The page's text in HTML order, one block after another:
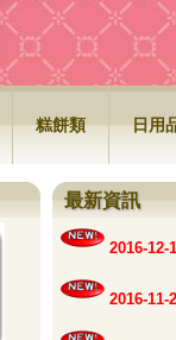
糕餅類 日用
最新資訊
2016-12-
2016-11-